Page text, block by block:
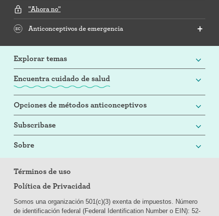
"Ahora no"
Anticonceptivos de emergencia
Explorar temas
Encuentra cuidado de salud
Opciones de métodos anticonceptivos
Subscribase
Sobre
Términos de uso
Política de Privacidad
Somos una organización 501(c)(3) exenta de impuestos. Número
de identificación federal (Federal Identification Number o EIN): 52-